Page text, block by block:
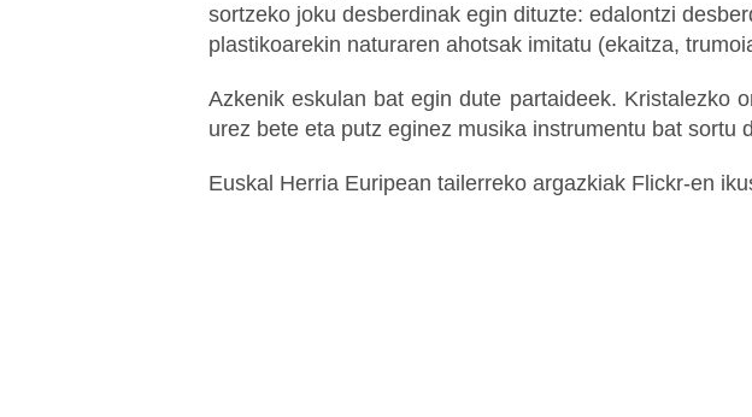
sortzeko joku desberdinak egin dituzte: edalontzi
plastikoarekin naturaren ahotsak imitatu (ekaitza,
Azkenik eskulan bat egin dute partaideek. Kristalezko
urez bete eta putz eginez musika instrumentu bat sortu
Euskal Herria Euripean tailerreko argazkiak Flickr-en